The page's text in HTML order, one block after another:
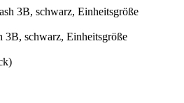
3B, schwarz, Einheitsgröße